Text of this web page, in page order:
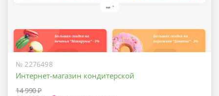
№ 2276498
Интернет-магазин кондитерской
14 990 ₽